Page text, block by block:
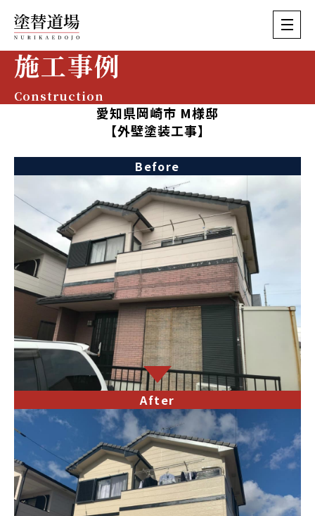
施工事例
Construction
愛知県岡崎市 M様邸
【外壁塗装工事】
Before
After